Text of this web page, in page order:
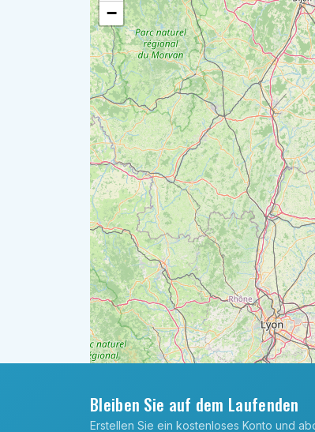
−
Bleiben Sie auf dem Laufenden
Erstellen Sie ein kostenloses Konto und